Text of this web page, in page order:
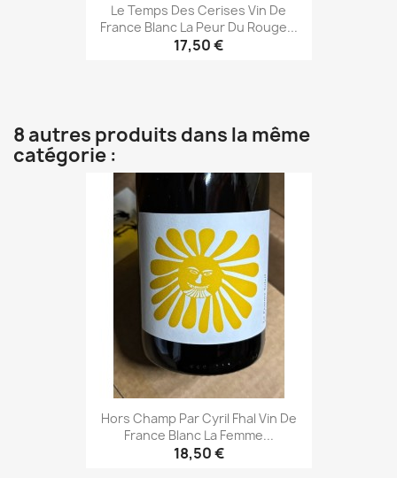
Le Temps Des Cerises Vin De
France Blanc La Peur Du Rouge...
17,50 €
8 autres produits dans la même
catégorie :
Hors Champ Par Cyril Fhal Vin De
France Blanc La Femme...
18,50 €